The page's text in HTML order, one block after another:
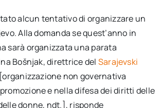
alcun tentativo di organizzare un
Alla domanda se quest’anno in
sarà organizzata una parata
Bošnjak, direttrice del Sarajevski
[organizzazione non governativa
e nella difesa dei diritti delle
donne, ndt.], risponde